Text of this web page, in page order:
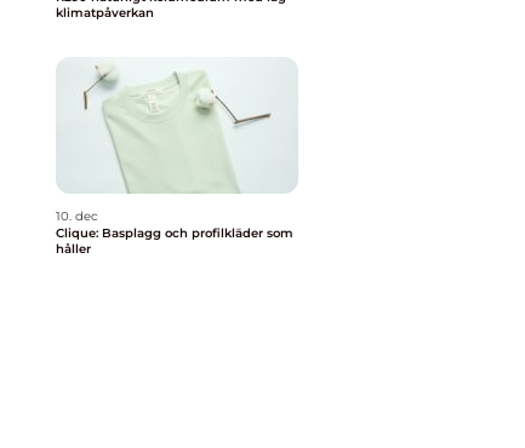
klimatpåverkan
10. dec
Clique: Basplagg och profilkläder som
håller